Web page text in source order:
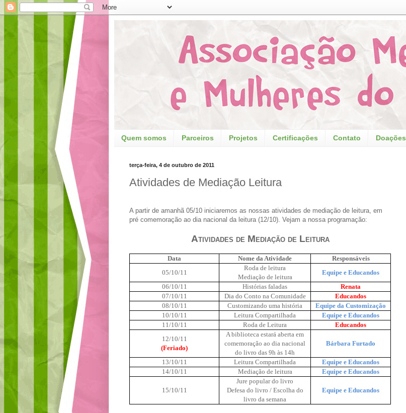
Quem somos Parceiros Projetos Certificações Contato Doações
terça-feira, 4 de outubro de 2011
Atividades de Mediação Leitura
A partir de amanhã 05/10 iniciaremos as nossas atividades de mediação de leitura, em
pré comemoração ao dia nacional da leitura (12/10). Vejam a nossa programação:
Atividades de Mediação de Leitura
Data Nome da Atividade
Responsáveis
05/10/11
Roda de leitura
Mediação de leitura
Equipe e Educandos
06/10/11
Histórias faladas
Renata
07/10/11
Dia do Conto na Comunidade
Educandos
08/10/11
Customizando uma história
Equipe da Customização
10/10/11
Leitura Compartilhada
Equipe e Educandos
11/10/11
Roda de Leitura
Educandos
12/10/11
(Feriado)
A biblioteca estará aberta em
comemoração ao dia nacional
do livro das 9h às 14h
Bárbara Furtado
13/10/11 Leitura Compartilhada
Equipe e Educandos
14/10/11
Mediação de leitura Equipe e Educandos
15/10/11
Jure popular do livro
Defesa do livro / Escolha do
livro da semana
Equipe e Educandos